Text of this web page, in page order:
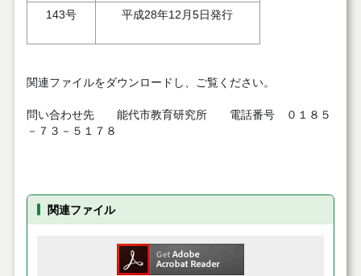
143号 平成28年12月5日発行
関連ファイルをダウンロードし、ご覧ください。
問い合わせ先 能代市教育研究所 電話番号 ０１８５
－７３－５１７８
関連ファイル